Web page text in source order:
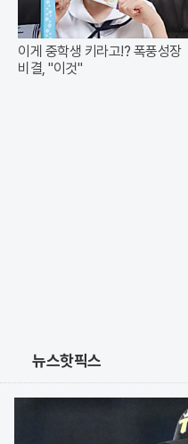
이게 중학생 키라고!? 폭풍성장
비결, "이것"
뉴스핫픽스